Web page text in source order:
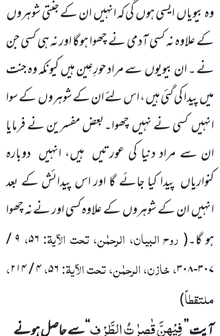
وہ بیویاںایسی ہوںگی کہ انہیںان کے جنتی شوہروں
کے علاوہ نہ کسی آدمی نے چھوا ہوگا اور نہ ہی کسی جن
نے ۔ ان بیویوںسے مراد حورِعِین ہیںکیونکہ وہ جنت
میںپیدا کی گئی ہیں ، اس لئے ان کے شوہروںکے سوا
انہیںکسی نے نہیںچھوا۔بعض مفسرین نے فرمایا
ان سے مراد دنیا کی عورتیں ہیں، انہیں دوبارہ
کنواریاں پیدا کیا جائے گا اور اس پیدائش کے بعد
انہیںان کے شوہروںکے علاوہ کسی اور نے نہ چھوا
ہو گا۔( روح البیان، الرحمٰن، تحت الآیۃ: ۵۶، ۹/
۳۰۷-۳۰۸، خازن، الرحمٰن، تحت الآیۃ:۵۶،۴/۲۱۴،
ملتقطاً)
فِیْهِنَّ قٰصِرٰتُ الطَّرْفِ